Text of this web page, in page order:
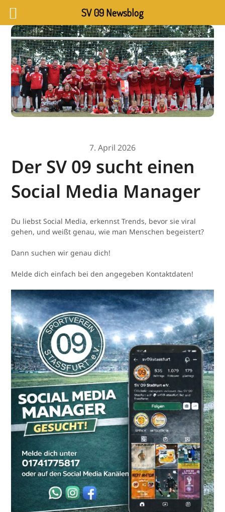
7. April 2026
Der SV 09 sucht einen
Social Media Manager
Du liebst Social Media, erkennst Trends, bevor sie viral
gehen, und weißt genau, wie man Menschen begeistert?
Dann suchen wir genau dich!
Melde dich einfach bei den angegeben Kontaktdaten!
SV 09 Newsblog